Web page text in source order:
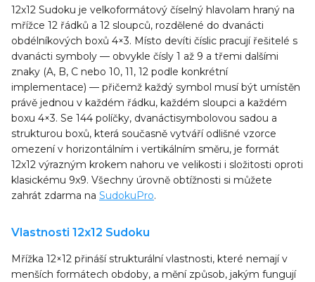
12x12 Sudoku je velkoformátový číselný hlavolam hraný na
mřížce 12 řádků a 12 sloupců, rozdělené do dvanácti
obdélníkových boxů 4×3. Místo devíti číslic pracují řešitelé s
dvanácti symboly — obvykle čísly 1 až 9 a třemi dalšími
znaky (A, B, C nebo 10, 11, 12 podle konkrétní
implementace) — přičemž každý symbol musí být umístěn
právě jednou v každém řádku, každém sloupci a každém
boxu 4×3. Se 144 políčky, dvanáctisymbolovou sadou a
strukturou boxů, která současně vytváří odlišné vzorce
omezení v horizontálním i vertikálním směru, je formát
12x12 výrazným krokem nahoru ve velikosti i složitosti oproti
klasickému 9x9. Všechny úrovně obtížnosti si můžete
zahrát zdarma na SudokuPro.
Vlastnosti 12x12 Sudoku
Mřížka 12×12 přináší strukturální vlastnosti, které nemají v
menších formátech obdoby, a mění způsob, jakým fungují